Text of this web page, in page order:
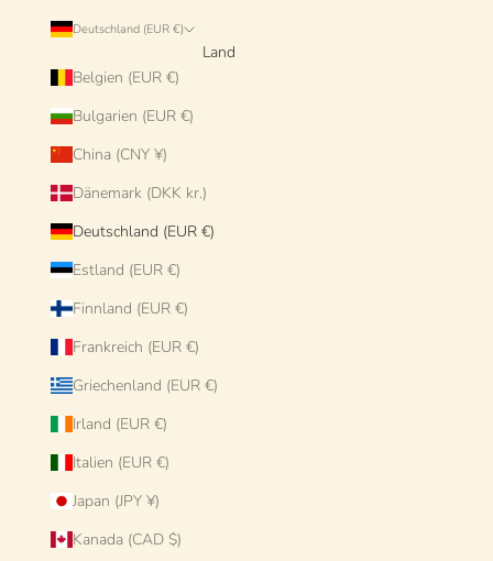
Deutschland (EUR €)
Land
Belgien (EUR €)
Bulgarien (EUR €)
China (CNY ¥)
Dänemark (DKK kr.)
Deutschland (EUR €)
Estland (EUR €)
Finnland (EUR €)
Frankreich (EUR €)
Griechenland (EUR €)
Irland (EUR €)
Italien (EUR €)
Japan (JPY ¥)
Kanada (CAD $)